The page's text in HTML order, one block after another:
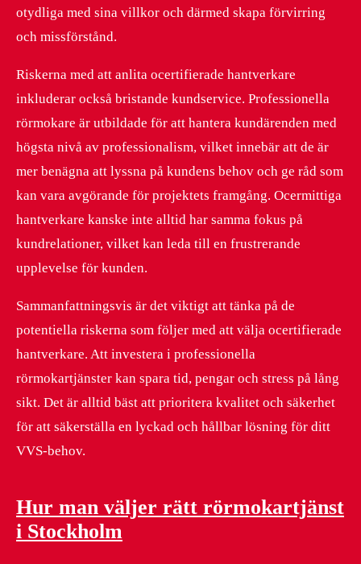
otydliga med sina villkor och därmed skapa förvirring
och missförstånd.
Riskerna med att anlita ocertifierade hantverkare
inkluderar också bristande kundservice. Professionella
rörmokare är utbildade för att hantera kundärenden med
högsta nivå av professionalism, vilket innebär att de är
mer benägna att lyssna på kundens behov och ge råd som
kan vara avgörande för projektets framgång. Ocermittiga
hantverkare kanske inte alltid har samma fokus på
kundrelationer, vilket kan leda till en frustrerande
upplevelse för kunden.
Sammanfattningsvis är det viktigt att tänka på de
potentiella riskerna som följer med att välja ocertifierade
hantverkare. Att investera i professionella
rörmokartjänster kan spara tid, pengar och stress på lång
sikt. Det är alltid bäst att prioritera kvalitet och säkerhet
för att säkerställa en lyckad och hållbar lösning för ditt
VVS-behov.
Hur man väljer rätt rörmokartjänst
i Stockholm